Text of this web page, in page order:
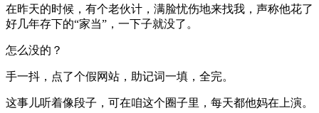
在昨天的时候，有个老伙计，满脸忧伤地来找我，声称他花了
好几年存下的“家当”，一下子就没了。
怎么没的？
手一抖，点了个假网站，助记词一填，全完。
这事儿听着像段子，可在咱这个圈子里，每天都他妈在上演。